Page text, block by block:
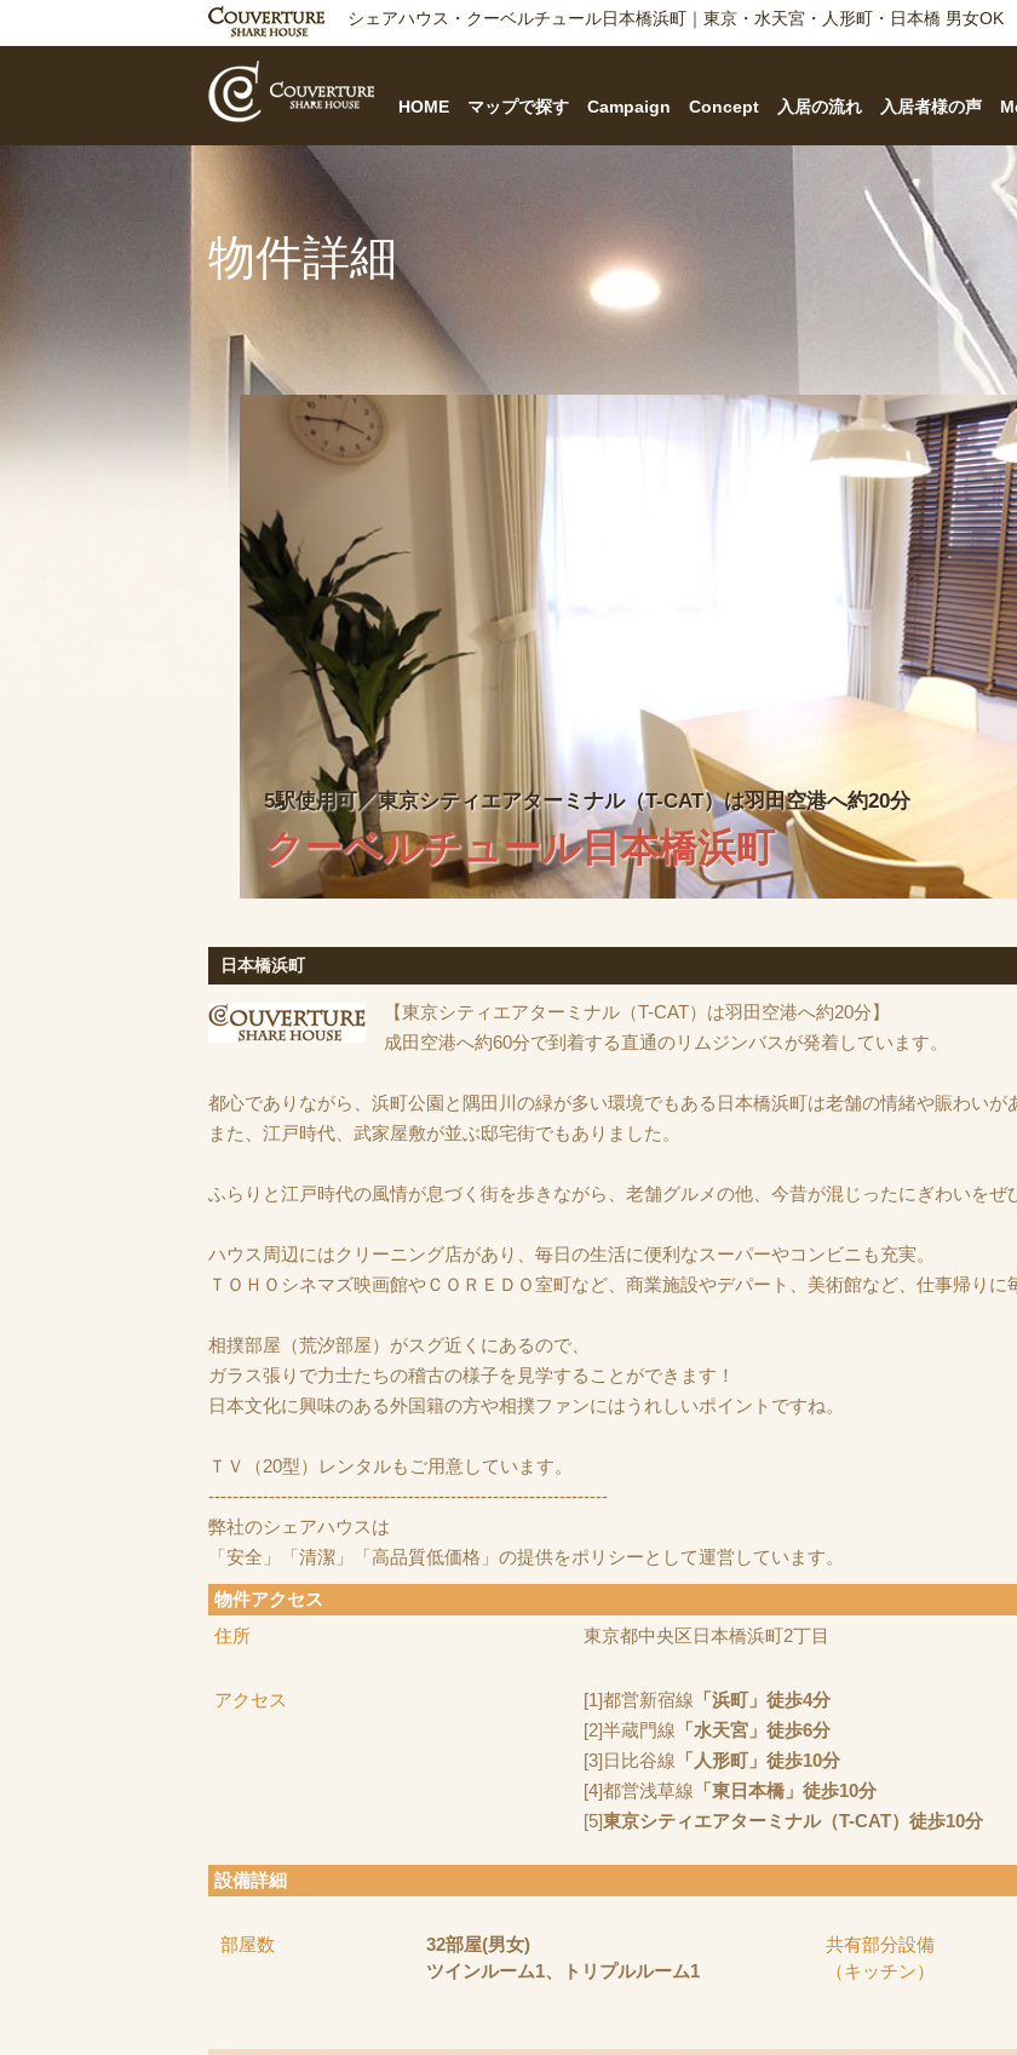
シェアハウス・クーベルチュール日本橋浜町｜東京・水天宮・人形町・日本橋 男女OK
HOME マップで探す Campaign Concept 入居の流れ 入居者様の声
物件詳細
5駅使用可／東京シティエアターミナル（T-CAT）は羽田空港へ約20分
クーベルチュール日本橋浜町
5駅使用可／東京シティエアターミナル（T-CAT）は羽田空港へ約20分
クーベルチュール日本橋浜町
日本橋浜町
【東京シティエアターミナル（T-CAT）は羽田空港へ約20分】
成田空港へ約60分で到着する直通のリムジンバスが発着しています。
都心でありながら、浜町公園と隅田川の緑が多い環境でもある日本橋浜町は老舗の情緒や賑わいが
また、江戸時代、武家屋敷が並ぶ邸宅街でもありました。
ふらりと江戸時代の風情が息づく街を歩きながら、老舗グルメの他、今昔が混じったにぎわいをぜ
ハウス周辺にはクリーニング店があり、毎日の生活に便利なスーパーやコンビニも充実。
ＴＯＨＯシネマズ映画館やＣＯＲＥＤＯ室町など、商業施設やデパート、美術館など、仕事帰りに
相撲部屋（荒汐部屋）がスグ近くにあるので、
ガラス張りで力士たちの稽古の様子を見学することができます！
日本文化に興味のある外国籍の方や相撲ファンにはうれしいポイントですね。
ＴＶ（20型）レンタルもご用意しています。
------------------------------------------------------------------
弊社のシェアハウスは
「安全」「清潔」「高品質低価格」の提供をポリシーとして運営しています。
物件アクセス
住所
東京都中央区日本橋浜町2丁目
アクセス [1]都営新宿線 「浜町」徒歩4分
[2]半蔵門線 「水天宮」徒歩6分
[3]日比谷線 「人形町」徒歩10分
[4]都営浅草線 「東日本橋」徒歩10分
[5]東京シティエアターミナル（T-CAT）徒歩10分
設備詳細
部屋数
32部屋(男女)
ツインルーム1、トリプルルーム1
共有部分設備
（キッチン）